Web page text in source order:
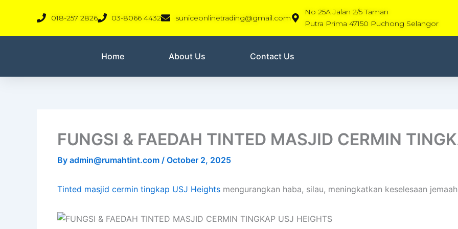
018-257 2826 03-8066 4432 suniceonlinetrading@gmail.com
No 25A Jalan 2/5 Taman
Putra Prima 47150 Puchong Selangor
Home About Us Contact Us
FUNGSI & FAEDAH TINTED MASJID CERMIN
By admin@rumahtint.com / October 2, 2025
Tinted masjid cermin tingkap USJ Heights mengurangkan haba, silau, meningkatkan keselesaan